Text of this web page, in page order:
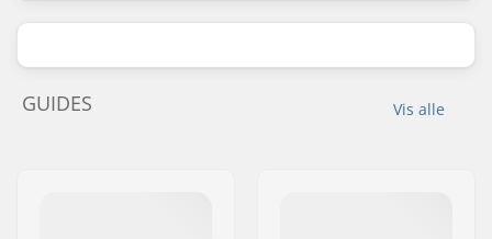
Vis alle
GUIDES